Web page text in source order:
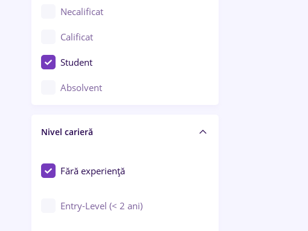
Chimie / Biochimie
Confecții / Design vestimentar
Construcții / Instalații
Controlul calității
Educație / Training / Arte
Necalificat
Calificat
Student
Absolvent
Nivel carieră
Fără experiență
Entry-Level (< 2 ani)